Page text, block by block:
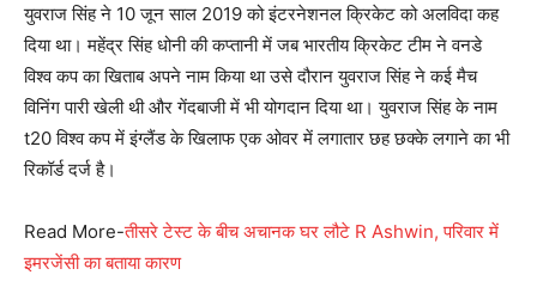
युवराज सिंह ने 10 जून साल 2019 को इंटरनेशनल क्रिकेट को अलविदा कह
दिया था। महेंद्र सिंह धोनी की कप्तानी में जब भारतीय क्रिकेट टीम ने वनडे
विश्व कप का खिताब अपने नाम किया था उसे दौरान युवराज सिंह ने कई मैच
विनिंग पारी खेली थी और गेंदबाजी में भी योगदान दिया था। युवराज सिंह के नाम
t20 विश्व कप में इंग्लैंड के खिलाफ एक ओवर में लगातार छह छक्के लगाने का भी
रिकॉर्ड दर्ज है।
Read More-तीसरे टेस्ट के बीच अचानक घर लौटे R Ashwin, परिवार में
इमरजेंसी का बताया कारण